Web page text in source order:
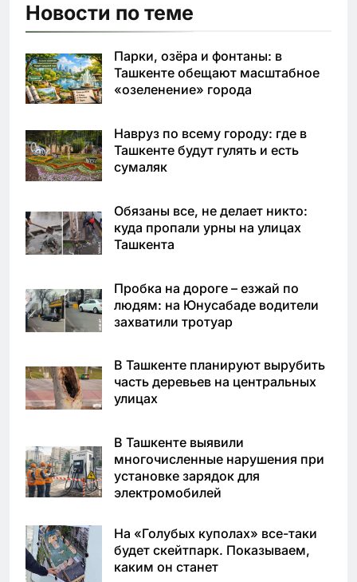
Новости по теме
Парки, озёра и фонтаны: в
Ташкенте обещают масштабное
«озеленение» города
Навруз по всему городу: где в
Ташкенте будут гулять и есть
сумаляк
Обязаны все, не делает никто:
куда пропали урны на улицах
Ташкента
Пробка на дороге – езжай по
людям: на Юнусабаде водители
захватили тротуар
В Ташкенте планируют вырубить
часть деревьев на центральных
улицах
В Ташкенте выявили
многочисленные нарушения при
установке зарядок для
электромобилей
На «Голубых куполах» все-таки
будет скейтпарк. Показываем,
каким он станет